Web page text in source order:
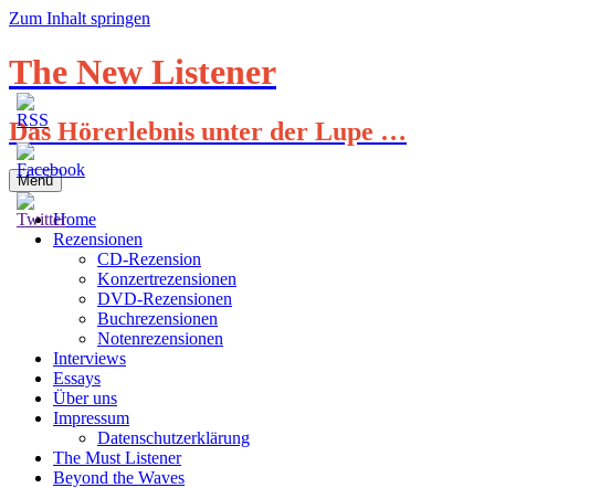
Zum Inhalt springen
The New Listener
Das Hörerlebnis unter der Lupe …
Menü
Home
Rezensionen
CD-Rezension
Konzertrezensionen
DVD-Rezensionen
Buchrezensionen
Notenrezensionen
Interviews
Essays
Über uns
Impressum
Datenschutzerklärung
The Must Listener
Beyond the Waves